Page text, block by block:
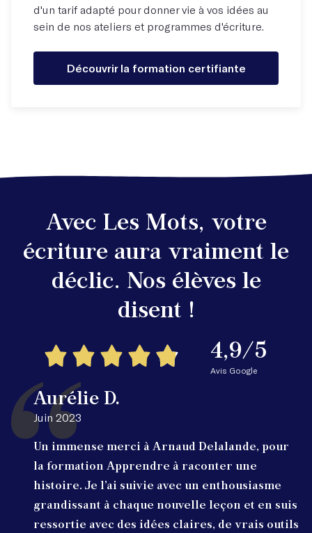
d'un tarif adapté pour donner vie à vos idées au
sein de nos ateliers et programmes d'écriture.
Découvrir la formation certifiante
Avec Les Mots, votre
écriture aura vraiment le
déclic. Nos élèves le
disent !
4,9/5
Avis Google
Aurélie D.
Juin 2023
Un immense merci à Arnaud Delalande, pour
la formation Apprendre à raconter une
histoire. Je l’ai suivie avec un enthousiasme
grandissant à chaque nouvelle leçon et en suis
ressortie avec des idées claires, de vrais outils